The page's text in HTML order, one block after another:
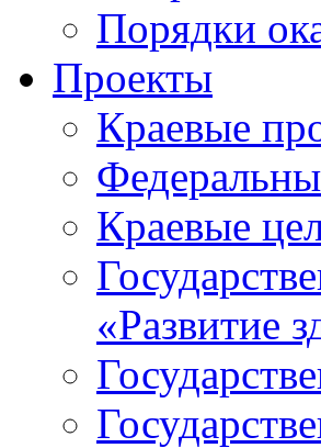
Порядки
Проекты
Краевые
Краевые
«Развитие